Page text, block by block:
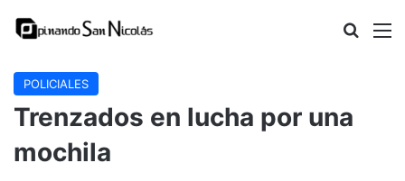
Buscar
POLICIALES
Trenzados en lucha por una
mochila